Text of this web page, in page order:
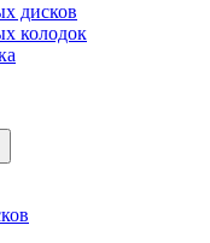
дисков
колодок